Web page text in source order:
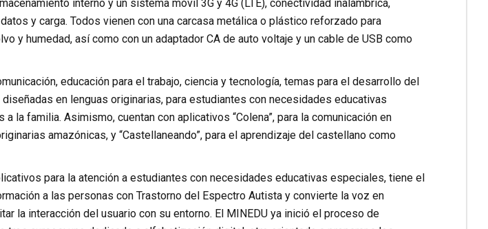
interno y un sistema móvil 3G y 4G (LTE), conectividad inalámbrica,
y carga. Todos vienen con una carcasa metálica o plástico reforzado para
y humedad, así como con un adaptador CA de auto voltaje y un cable de USB como
educación para el trabajo, ciencia y tecnología, temas para el desarrollo del
en lenguas originarias, para estudiantes con necesidades educativas
la familia. Asimismo, cuentan con aplicativos “Colena”, para la comunicación en
amazónicas, y “Castellaneando”, para el aprendizaje del castellano como
para la atención a estudiantes con necesidades educativas especiales, tiene el
a las personas con Trastorno del Espectro Autista y convierte la voz en
la interacción del usuario con su entorno. El MINEDU ya inició el proceso de